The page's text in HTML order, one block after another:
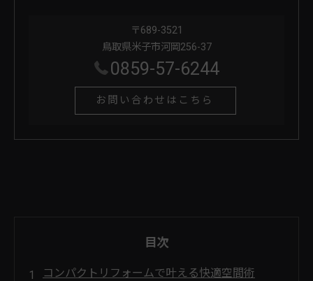
〒689-3521
鳥取県米子市河岡256-37
0859-57-6244
お問い合わせはこちら
目次
コンパクトリフォームで叶える快適空間術